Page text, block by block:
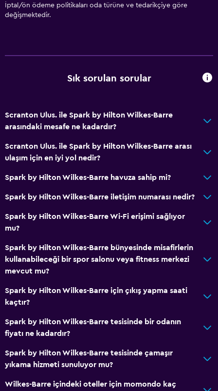
İptal/ön ödeme politikaları oda türüne ve tedarikçiye göre
değişmektedir.
Sık sorulan sorular
Scranton Ulus. ile Spark by Hilton Wilkes-Barre
arasındaki mesafe ne kadardır?
Scranton Ulus. ile Spark by Hilton Wilkes-Barre arası
ulaşım için en iyi yol nedir?
Spark by Hilton Wilkes-Barre havuza sahip mi?
Spark by Hilton Wilkes-Barre iletişim numarası nedir?
Spark by Hilton Wilkes-Barre Wi-Fi erişimi sağlıyor
mu?
Spark by Hilton Wilkes-Barre bünyesinde misafirlerin
kullanabileceği bir spor salonu veya fitness merkezi
mevcut mu?
Spark by Hilton Wilkes-Barre için çıkış yapma saati
kaçtır?
Spark by Hilton Wilkes-Barre tesisinde bir odanın
fiyatı ne kadardır?
Spark by Hilton Wilkes-Barre tesisinde çamaşır
yıkama hizmeti sunuluyor mu?
Wilkes-Barre içindeki oteller için momondo kaç